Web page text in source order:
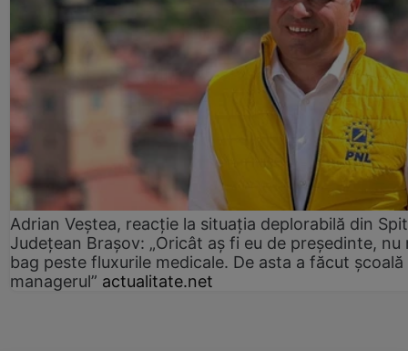
Adrian Veștea, reacție la situația deplorabilă din
Județean Brașov: „Oricât aș fi eu de președinte, nu
bag peste fluxurile medicale. De asta a făcut școală
managerul” actualitate.net